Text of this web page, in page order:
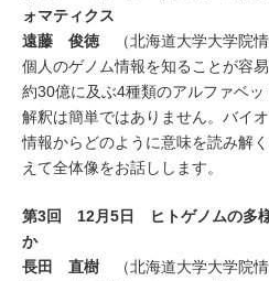
ォマティクス
遠藤 俊徳 （北海道大学大学院情
個人のゲノム情報を知ることが容
約30億に及ぶ4種類のアルファベ
解釈は簡単ではありません。バイ
情報からどのように意味を読み解
えて全体像をお話しします。
第3回 12月5日 ヒトゲノムの多
か
長田 直樹 （北海道大学大学院情